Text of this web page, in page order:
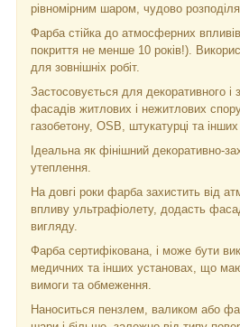
рівномірним шаром, чудово
Фарба стійка до атмосферних впливів
покриття не менше 10 років!).
для зовнішніх робіт.
Застосовується для декоративного і
фасадів житлових і нежитлових
газобетону, OSB, штукатурці та
Ідеальна як фінішний декоративно-
утеплення.
На довгі роки фарба захистить від
впливу ультрафіолету, додасть
вигляду.
Фарба сертифікована, і може бути
медичних та інших установах, що
вимоги та обмеження.
Наноситься пензлем, валиком або